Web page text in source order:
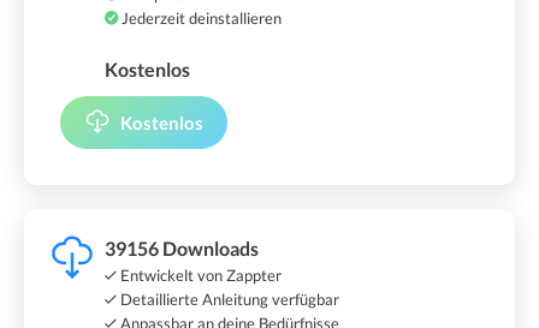
Jederzeit deinstallieren
Kostenlos
Kostenlos
39156 Downloads
Entwickelt von Zappter
Detaillierte Anleitung verfügbar
Anpassbar an deine Bedürfnisse